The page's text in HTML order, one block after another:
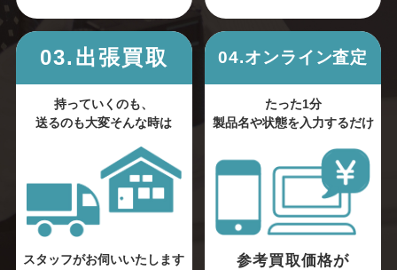
03.出張買取
持っていくのも、
送るのも大変そんな時は
スタッフがお伺いいたします
04.オンライン査定
たった1分
製品名や状態を入力するだけ
参考買取価格が